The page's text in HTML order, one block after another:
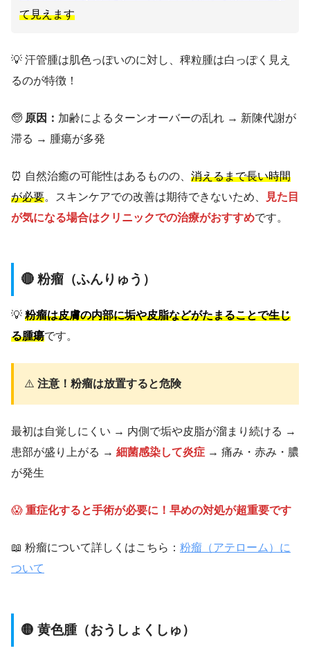
て見えます
💡 汗管腫は肌色っぽいのに対し、稗粒腫は白っぽく見え
るのが特徴！
🧓 原因： 加齢によるターンオーバーの乱れ → 新陳代謝が
滞る → 腫瘍が多発
⏰ 自然治癒の可能性はあるものの、 消えるまで長い時間
が必要。スキンケアでの改善は期待できないため、
見た目
が気になる場合はクリニックでの治療がおすすめです。
🔴 粉瘤（ふんりゅう）
💡 粉瘤は皮膚の内部に垢や皮脂などがたまることで生じ
る腫瘍です。
⚠️ 注意！粉瘤は放置すると危険
最初は自覚しにくい → 内側で垢や皮脂が溜まり続ける →
患部が盛り上がる → 細菌感染して炎症 → 痛み・赤み・膿
が発生
😱 重症化すると手術が必要に！早めの対処が超重要です
📖 粉瘤について詳しくはこちら： 粉瘤（アテローム）に
ついて
🟡 黄色腫（おうしょくしゅ）